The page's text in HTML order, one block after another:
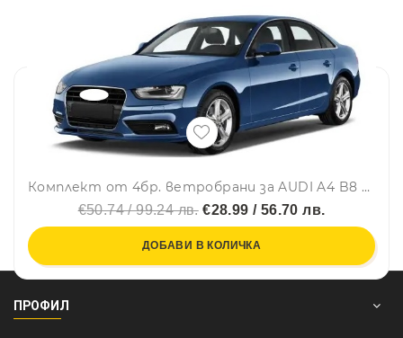
Комплект от 4бр. ветробрани за AUDI A4 B8 Sedan 4D 2008 - 2015 г.
€50.74 / 99.24 лв.€28.99 / 56.70 лв.
ДОБАВИ В КОЛИЧКА
ПРОФИЛ